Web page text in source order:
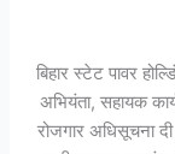
बिहार स्टेट पावर
अभियंता, सहायक
रोजगार अधिसूचना